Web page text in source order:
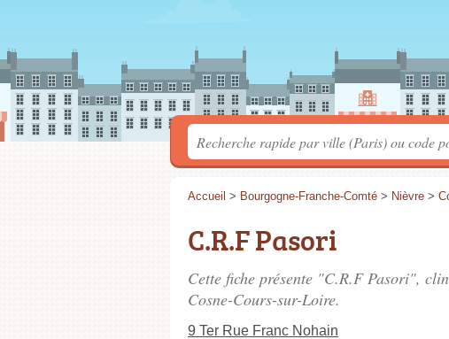
Accueil > Bourgogne-Franche-Comté > Nièvre >
C.R.F Pasori
Cette fiche présente "C.R.F Pasori",
Cosne-Cours-sur-Loire.
9 Ter Rue Franc Nohain